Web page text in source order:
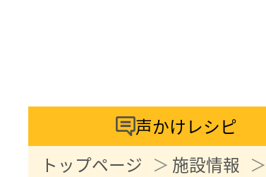
声かけレシピ
トップページ
施設情報